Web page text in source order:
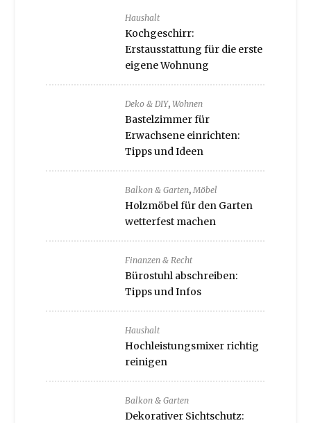
Haushalt
Kochgeschirr:
Erstausstattung für die erste
eigene Wohnung
Deko & DIY, Wohnen
Bastelzimmer für
Erwachsene einrichten:
Tipps und Ideen
Balkon & Garten, Möbel
Holzmöbel für den Garten
wetterfest machen
Finanzen & Recht
Bürostuhl abschreiben:
Tipps und Infos
Haushalt
Hochleistungsmixer richtig
reinigen
Balkon & Garten
Dekorativer Sichtschutz: